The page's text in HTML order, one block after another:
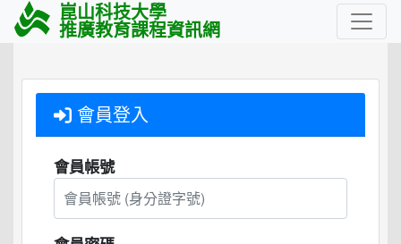
崑山科技大學
推廣教育課程資訊網
會員登入
會員帳號